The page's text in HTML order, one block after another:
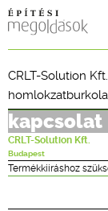
CRLT-Solution Kft.
kapcsolat
CRLT-Solution Kft.
Budapest
Termékkiíráshoz